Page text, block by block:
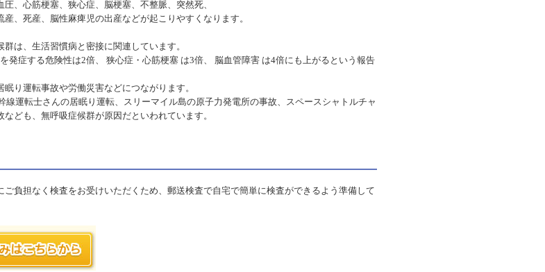
圧、心筋梗塞、狭心症、脳梗塞、不整脈、突然死、
産、死産、脳性麻痺児の出産などが起こりやすくなります。
群は、生活習慣病と密接に関連しています。
発症する危険性は2倍、 狭心症・心筋梗塞 は3倍、 脳血管障害 は4倍にも上がるという報告
眠り運転事故や労働災害などにつながります。
線運転士さんの居眠り運転、スリーマイル島の原子力発電所の事故、スペースシャトルチャ
なども、無呼吸症候群が原因だといわれています。
ご負担なく検査をお受けいただくため、郵送検査で自宅で簡単に検査ができるよう準備して